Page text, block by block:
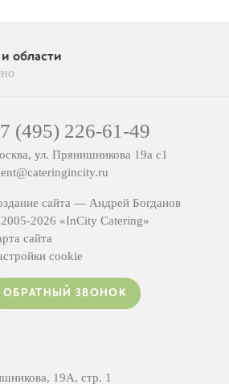
области
(495) 226-61-49
ул. Прянишникова 19а с1
сайта — Андрей Богданов
2026 «InCity Catering»
сайта
cookie
ОБРАТНЫЙ ЗВОНОК
19А, стр. 1